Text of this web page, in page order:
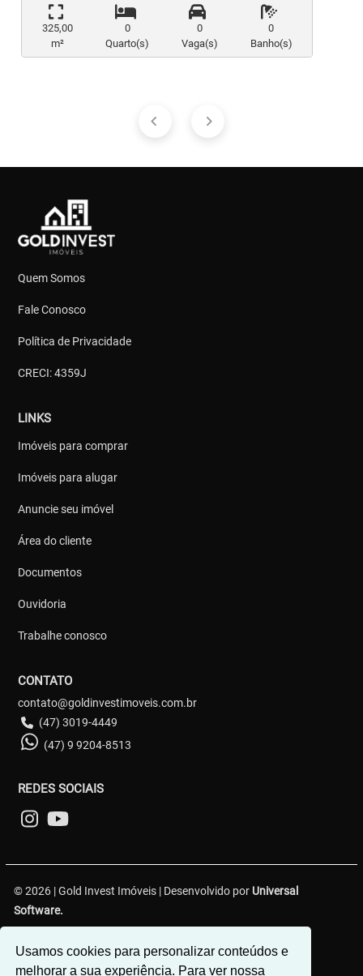
Usamos cookies para personalizar conteúdos e
melhorar a sua experiência. Para ver nossa
325,00
m²
0
Quarto(s)
0
Vaga(s)
0
Banho(s)
Quem Somos
Fale Conosco
Política de Privacidade
CRECI: 4359J
LINKS
Imóveis para comprar
Imóveis para alugar
Anuncie seu imóvel
Área do cliente
Documentos
Ouvidoria
Trabalhe conosco
CONTATO
contato@goldinvestimoveis.com.br
(47) 3019-4449
(47) 9 9204-8513
REDES SOCIAIS
© 2026 | Gold Invest Imóveis | Desenvolvido por Universal
Software.
R. Hercílio Luz, 349 - Centro 1, Brusque - SC, 88350-301